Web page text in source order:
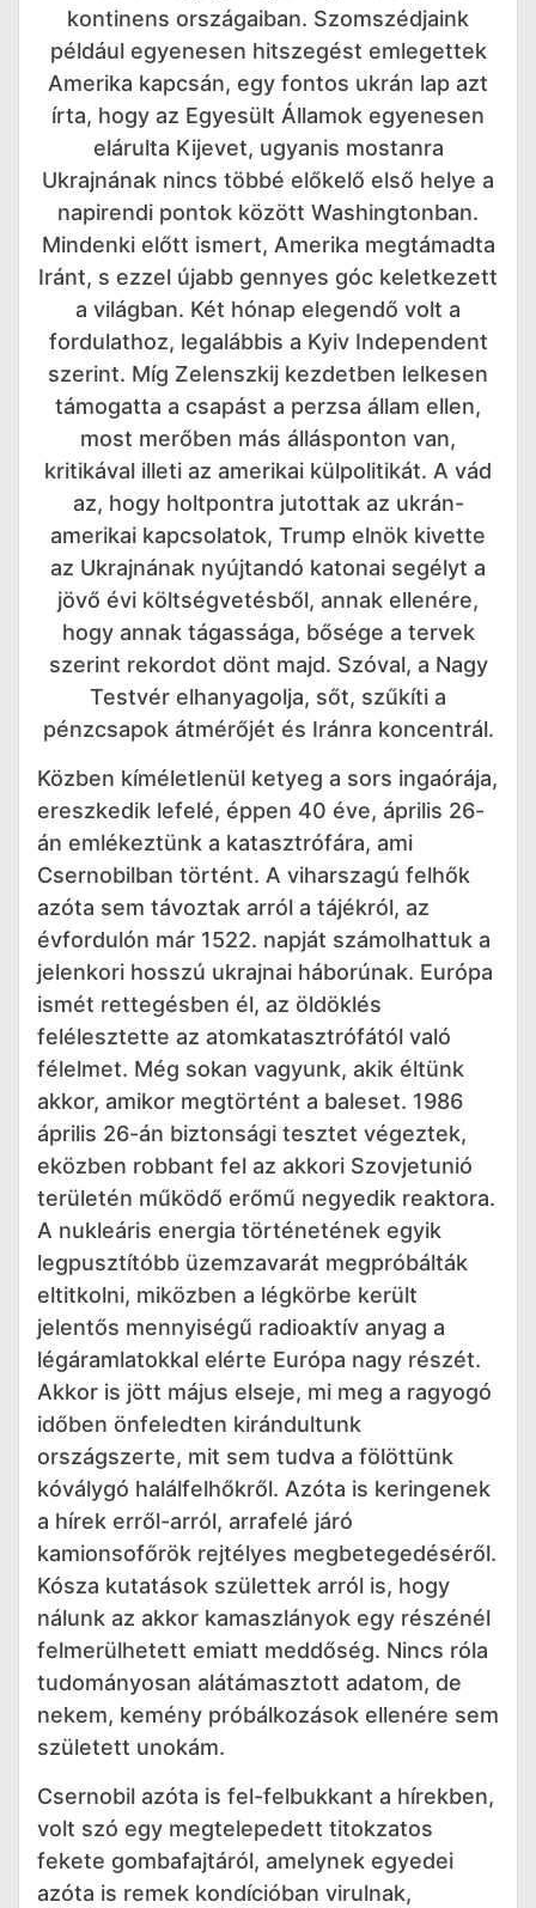
kontinens országaiban. Szomszédjaink
például egyenesen hitszegést emlegettek
Amerika kapcsán, egy fontos ukrán lap azt
írta, hogy az Egyesült Államok egyenesen
elárulta Kijevet, ugyanis mostanra
Ukrajnának nincs többé előkelő első helye a
napirendi pontok között Washingtonban.
Mindenki előtt ismert, Amerika megtámadta
Iránt, s ezzel újabb gennyes góc keletkezett
a világban. Két hónap elegendő volt a
fordulathoz, legalábbis a Kyiv Independent
szerint. Míg Zelenszkij kezdetben lelkesen
támogatta a csapást a perzsa állam ellen,
most merőben más állásponton van,
kritikával illeti az amerikai külpolitikát. A vád
az, hogy holtpontra jutottak az ukrán-
amerikai kapcsolatok, Trump elnök kivette
az Ukrajnának nyújtandó katonai segélyt a
jövő évi költségvetésből, annak ellenére,
hogy annak tágassága, bősége a tervek
szerint rekordot dönt majd. Szóval, a Nagy
Testvér elhanyagolja, sőt, szűkíti a
pénzcsapok átmérőjét és Iránra koncentrál.
Közben kíméletlenül ketyeg a sors ingaórája,
ereszkedik lefelé, éppen 40 éve, április 26-
án emlékeztünk a katasztrófára, ami
Csernobilban történt. A viharszagú felhők
azóta sem távoztak arról a tájékról, az
évfordulón már 1522. napját számolhattuk a
jelenkori hosszú ukrajnai háborúnak. Európa
ismét rettegésben él, az öldöklés
felélesztette az atomkatasztrófától való
félelmet. Még sokan vagyunk, akik éltünk
akkor, amikor megtörtént a baleset. 1986
április 26-án biztonsági tesztet végeztek,
eközben robbant fel az akkori Szovjetunió
területén működő erőmű negyedik reaktora.
A nukleáris energia történetének egyik
legpusztítóbb üzemzavarát megpróbálták
eltitkolni, miközben a légkörbe került
jelentős mennyiségű radioaktív anyag a
légáramlatokkal elérte Európa nagy részét.
Akkor is jött május elseje, mi meg a ragyogó
időben önfeledten kirándultunk
országszerte, mit sem tudva a fölöttünk
kóválygó halálfelhőkről. Azóta is keringenek
a hírek erről-arról, arrafelé járó
kamionsofőrök rejtélyes megbetegedéséről.
Kósza kutatások születtek arról is, hogy
nálunk az akkor kamaszlányok egy részénél
felmerülhetett emiatt meddőség. Nincs róla
tudományosan alátámasztott adatom, de
nekem, kemény próbálkozások ellenére sem
született unokám.
Csernobil azóta is fel-felbukkant a hírekben,
volt szó egy megtelepedett titokzatos
fekete gombafajtáról, amelynek egyedei
azóta is remek kondícióban virulnak,